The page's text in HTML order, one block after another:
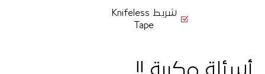
شريط Knifeless
Tape
أسئلة مكررة !!